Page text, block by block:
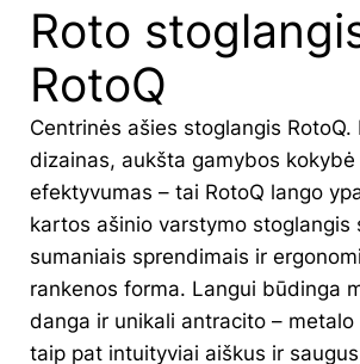
Roto
RotoQ
Centrinės ašies stoglangis RotoQ.
dizainas, aukšta gamybos kokybė
efektyvumas – tai RotoQ lango
kartos ašinio varstymo stoglangis
sumaniais sprendimais ir
rankenos forma. Langui būdinga
danga ir unikali antracito – metalo
taip pat intuityviai aiškus ir